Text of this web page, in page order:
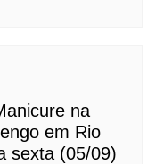
na
em Rio
sexta (05/09)